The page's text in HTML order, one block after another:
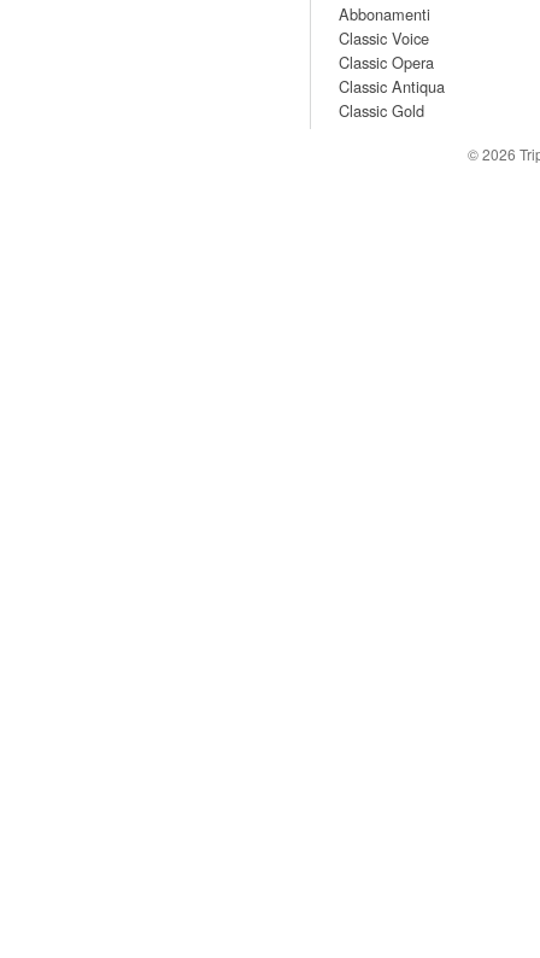
Abbonamenti
Classic Voice
Classic Opera
Classic Antiqua
Classic Gold
© 2026